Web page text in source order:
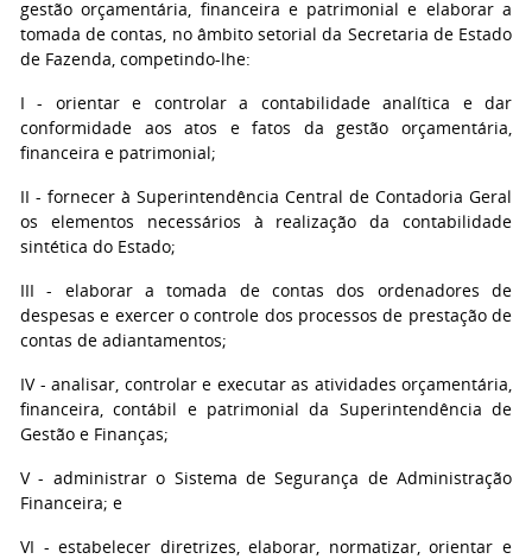
gestão orçamentária, financeira e patrimonial e elaborar a
tomada de contas, no âmbito setorial da Secretaria de Estado
de Fazenda, competindo-lhe:
I - orientar e controlar a contabilidade analítica e dar
conformidade aos atos e fatos da gestão orçamentária,
financeira e patrimonial;
II - fornecer à Superintendência Central de Contadoria Geral
os elementos necessários à realização da contabilidade
sintética do Estado;
III - elaborar a tomada de contas dos ordenadores de
despesas e exercer o controle dos processos de prestação de
contas de adiantamentos;
IV - analisar, controlar e executar as atividades orçamentária,
financeira, contábil e patrimonial da Superintendência de
Gestão e Finanças;
V - administrar o Sistema de Segurança de Administração
Financeira; e
VI - estabelecer diretrizes, elaborar, normatizar, orientar e